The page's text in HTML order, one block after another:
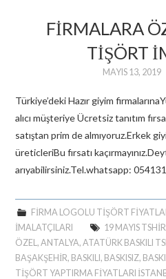
FİRMALARA
TİŞÖRT
MAYIS 13, 2019
Türkiye’deki Hazır giyim
alıcı müşteriye Ücretsiz tanıtım
satıştan prim de almıyoruz.Erkek
üreticleriBu fırsatı
arıyabilirsiniz.Tel.whatsapp:
FIRMA LOGOLU TIŞÖRT
IMALATÇILARI
19 MAYIS
ÖZEL,ANTALYA,ATATÜRK BASKILI
BAŞAKŞEHIR, BASKILI, BASKISIZ,
TIŞÖRT YAPTIRMA FIYATLARI